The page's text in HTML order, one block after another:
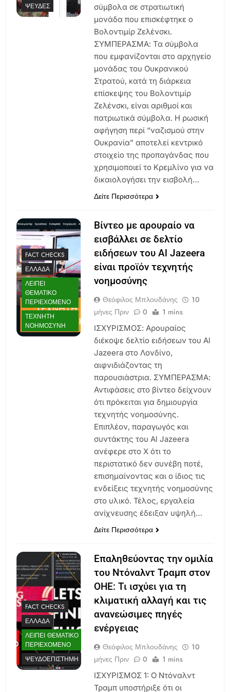
ΨΕΥΔΈΣ
σύμβολα σε στρατιωτική
μονάδα που επισκέφτηκε ο
Βολοντιμίρ Ζελένσκι.
ΣΥΜΠΕΡΑΣΜΑ: Τα σύμβολα
που εμφανίζονται στο αρχηγείο
μονάδας του Ουκρανικού
Στρατού, κατά τη διάρκεια
επίσκεψης του Βολοντιμίρ
Ζελένσκι, είναι αριθμοί και
πατριωτικά σύμβολα. Η ρωσική
αφήγηση περί “ναζισμού στην
Ουκρανία” αποτελεί κεντρικό
στοιχείο της προπαγάνδας που
χρησιμοποιεί το Κρεμλίνο για να
δικαιολογήσει την εισβολή…
Δείτε Περισσότερα
FACT CHECKS
ΕΛΛΆΔΑ
ΛΕΊΠΕΙ
ΘΕΜΑΤΙΚΌ
ΠΕΡΙΕΧΌΜΕΝΟ
ΤΕΧΝΗΤΉ
ΝΟΗΜΟΣΎΝΗ
Βίντεο με αρουραίο να
εισβάλλει σε δελτίο
ειδήσεων του Al Jazeera
είναι προϊόν τεχνητής
νοημοσύνης
Θεόφιλος Μπλουδάνης
10
μήνες Πριν
0 1 mins
ΙΣΧΥΡΙΣΜΟΣ: Αρουραίος
διέκοψε δελτίο ειδήσεων του Al
Jazeera στο Λονδίνο,
αιφνιδιάζοντας τη
παρουσιάστρια. ΣΥΜΠΕΡΑΣΜΑ:
Αντιφάσεις στο βίντεο δείχνουν
ότι πρόκειται για δημιουργία
τεχνητής νοημοσύνης.
Επιπλέον, παραγωγός και
συντάκτης του Al Jazeera
ανέφερε στο Χ ότι το
περιστατικό δεν συνέβη ποτέ,
επισημαίνοντας και ο ίδιος τις
ενδείξεις τεχνητής νοημοσύνης
στο υλικό. Τέλος, εργαλεία
ανίχνευσης έδειξαν υψηλή…
Δείτε Περισσότερα
FACT CHECKS
ΕΛΛΆΔΑ
ΛΕΊΠΕΙ ΘΕΜΑΤΙΚΌ
ΠΕΡΙΕΧΌΜΕΝΟ
ΨΕΥΔΟΕΠΙΣΤΉΜΗ
Επαληθεύοντας την ομιλία
του Ντόναλντ Τραμπ στον
ΟΗΕ: Τι ισχύει για τη
κλιματική αλλαγή και τις
ανανεώσιμες πηγές
ενέργειας
Θεόφιλος Μπλουδάνης
10
μήνες Πριν
0 1 mins
ΙΣΧΥΡΙΣΜΟΣ 1: Ο Ντόναλντ
Τραμπ υποστήριξε ότι οι